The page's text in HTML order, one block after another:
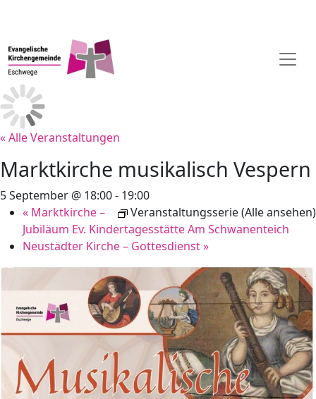
« Alle Veranstaltungen
Marktkirche musikalisch Vespern
5 September @ 18:00- 19:00
Veranstaltungsserie(Alle ansehen)
« Marktkirche –
Jubiläum Ev. Kindertagesstätte Am Schwanenteich
Neustädter Kirche – Gottesdienst»